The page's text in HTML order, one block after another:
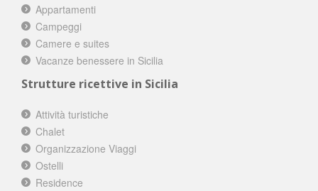
Appartamenti
Campeggi
Camere e suites
Vacanze benessere in Sicilia
Strutture ricettive in Sicilia
Attività turistiche
Chalet
Organizzazione Viaggi
Ostelli
Residence